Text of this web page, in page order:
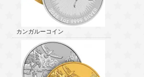
カンガルーコイン